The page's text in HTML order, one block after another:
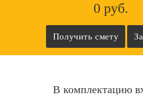
0 руб.
В комплектацию